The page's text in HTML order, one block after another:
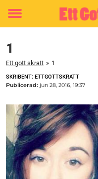
Toggle
1
Ett gott skratt » 1
SKRIBENT: ETTGOTTSKRATT
Publicerad: jun 28, 2016, 19:37